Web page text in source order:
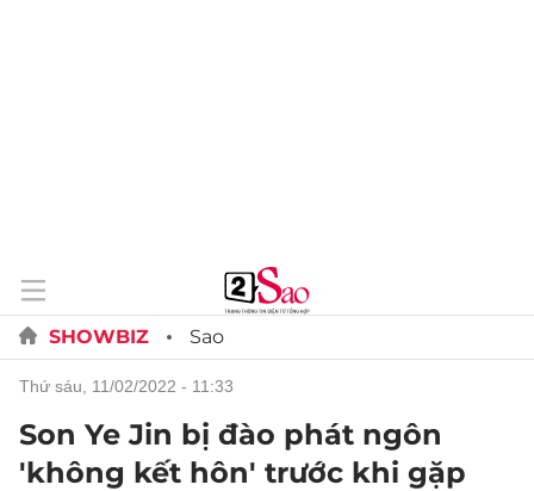
SHOWBIZ Sao
thứ sáu, 11/02/2022 - 11:33
Son Ye Jin bị đào phát ngôn
'không kết hôn' trước khi gặp